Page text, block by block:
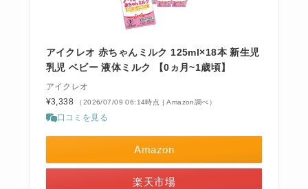
アイクレオ 赤ちゃんミルク 125ml×18本 新生児
乳児 ベビー 液体ミルク 【0ヵ月~1歳頃】
アイクレオ
¥3,338
（2026/07/09 06:14時点 | Amazon調べ）
口コミを見る
Amazon
楽天市場